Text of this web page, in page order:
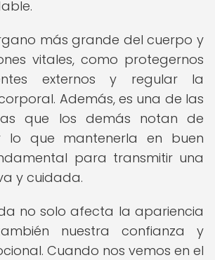
más grande del cuerpo y
vitales, como protegernos
externos y regular la
Además, es una de las
que los demás notan de
lo que mantenerla en buen
para transmitir una
y cuidada.
no solo afecta la apariencia
nuestra confianza y
Cuando nos vemos en el